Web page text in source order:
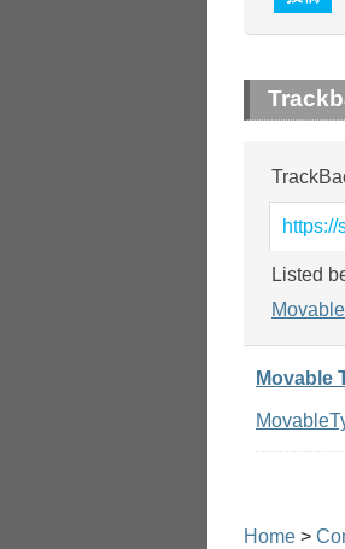
Listed
Movable
Home >